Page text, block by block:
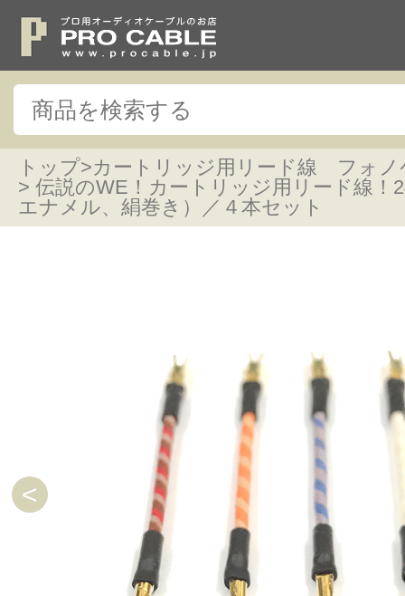
トップ>カートリッジ用リード線 フォノ
> 伝説のWE！カートリッジ用リード線！
エナメル、絹巻き）／４本セット